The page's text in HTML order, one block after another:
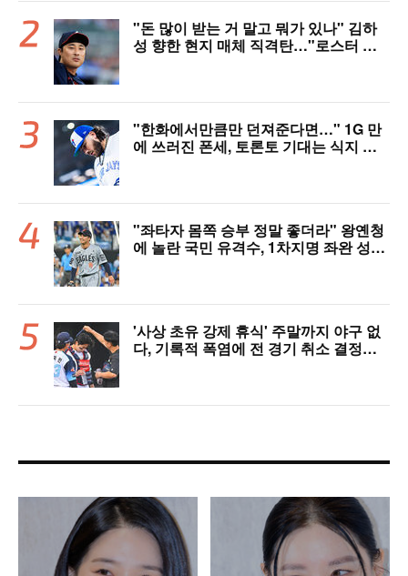
"돈 많이 받는 거 말고 뭐가 있나" 김하
성 향한 현지 매체 직격탄…"로스터 한
"한화에서만큼만 던져준다면…" 1G 만
에 쓰러진 폰세, 토론토 기대는 식지 않
"좌타자 몸쪽 승부 정말 좋더라" 왕옌청
에 놀란 국민 유격수, 1차지명 좌완 성장
'사상 초유 강제 휴식' 주말까지 야구 없
다, 기록적 폭염에 전 경기 취소 결정…1